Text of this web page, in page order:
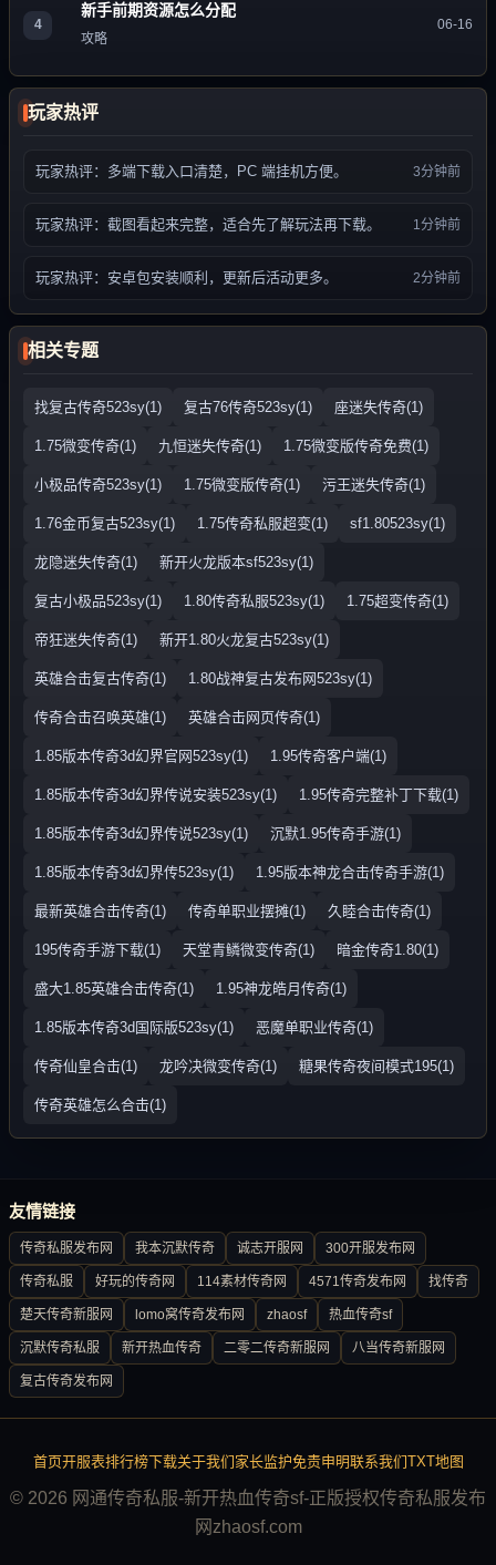
4
新手前期资源怎么分配
攻略
06-16
玩家热评
玩家热评：多端下载入口清楚，PC 端挂机方便。 3分钟前
玩家热评：截图看起来完整，适合先了解玩法再下载。 1分钟前
玩家热评：安卓包安装顺利，更新后活动更多。 2分钟前
相关专题
找复古传奇523sy(1) 复古76传奇523sy(1) 座迷失传奇(1)
1.75微变传奇(1) 九恒迷失传奇(1) 1.75微变版传奇免费(1)
小极品传奇523sy(1) 1.75微变版传奇(1) 污王迷失传奇(1)
1.76金币复古523sy(1) 1.75传奇私服超变(1) sf1.80523sy(1)
龙隐迷失传奇(1) 新开火龙版本sf523sy(1)
复古小极品523sy(1) 1.80传奇私服523sy(1) 1.75超变传奇(1)
帝狂迷失传奇(1) 新开1.80火龙复古523sy(1)
英雄合击复古传奇(1) 1.80战神复古发布网523sy(1)
传奇合击召唤英雄(1) 英雄合击网页传奇(1)
1.85版本传奇3d幻界官网523sy(1) 1.95传奇客户端(1)
1.85版本传奇3d幻界传说安装523sy(1) 1.95传奇完整补丁下载(1)
1.85版本传奇3d幻界传说523sy(1) 沉默1.95传奇手游(1)
1.85版本传奇3d幻界传523sy(1) 1.95版本神龙合击传奇手游(1)
最新英雄合击传奇(1) 传奇单职业摆摊(1) 久睦合击传奇(1)
195传奇手游下载(1) 天堂青鳞微变传奇(1) 暗金传奇1.80(1)
盛大1.85英雄合击传奇(1) 1.95神龙皓月传奇(1)
1.85版本传奇3d国际版523sy(1) 恶魔单职业传奇(1)
传奇仙皇合击(1) 龙吟决微变传奇(1) 糖果传奇夜间模式195(1)
传奇英雄怎么合击(1)
友情链接
传奇私服发布网 我本沉默传奇 诚志开服网 300开服发布网
传奇私服 好玩的传奇网 114素材传奇网 4571传奇发布网 找传奇
楚天传奇新服网 lomo窝传奇发布网 zhaosf 热血传奇sf
沉默传奇私服 新开热血传奇 二零二传奇新服网 八当传奇新服网
复古传奇发布网
首页开服表排行榜下载关于我们 家长监护免责申明联系我们TXT地图
© 2026 网通传奇私服-新开热血传奇sf-正版授权传奇私服发布
网zhaosf.com